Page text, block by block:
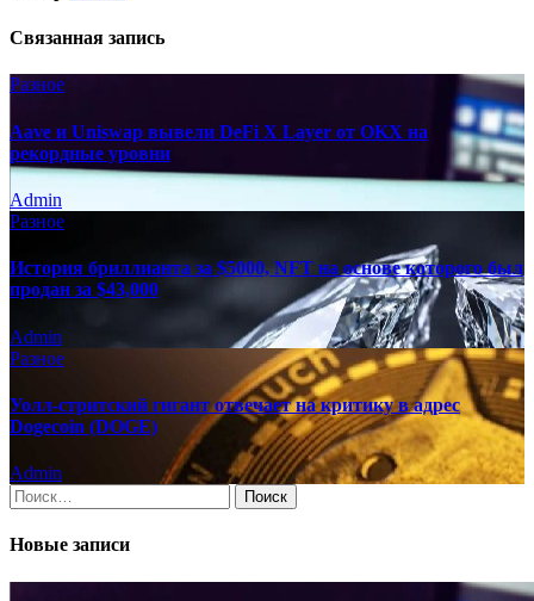
Связанная запись
Разное
Aave и Uniswap вывели DeFi X Layer от OKX на
рекордные уровни
Admin
Разное
История бриллианта за $5000, NFT на основе которого был
продан за $43,000
Admin
Разное
Уолл-стритский гигант отвечает на критику в адрес
Dogecoin (DOGE)
Admin
Найти:
Новые записи